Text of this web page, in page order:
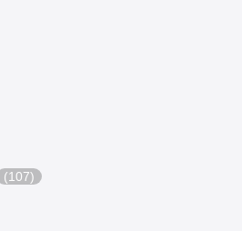
(107)